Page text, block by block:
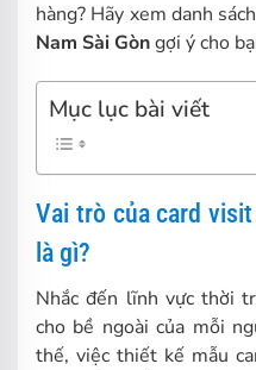
hàng? Hãy xem danh
Nam Sài Gòngợi ý cho
Mục lục bài viết
Vai trò của card
là gì?
Nhắc đến lĩnh vực thời
cho bề ngoài của mỗi
thế, việc thiết kế mẫu